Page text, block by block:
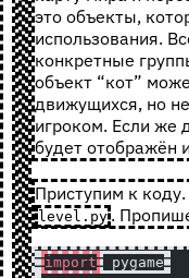
это объекты,
использования.
конкретные
объект “кот”
движущихся, но
игроком. Если же
будет отображён
Приступим к
level.py .
import pygame